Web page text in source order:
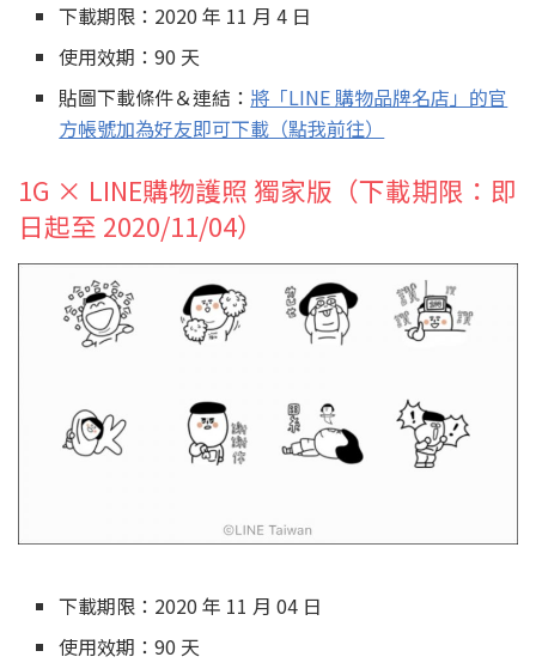
下載期限：2020 年 11 月 4 日
使用效期：90 天
貼圖下載條件＆連結： 將「LINE 購物品牌名店」的官
方帳號加為好友即可下載（點我前往）
1G × LINE購物護照 獨家版（下載期限：即
日起至 2020/11/04）
下載期限：2020 年 11 月 04 日
使用效期：90 天